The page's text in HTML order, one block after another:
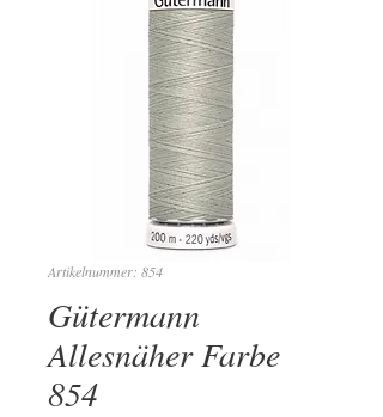
Artikelnummer: 854
Gütermann
Allesnäher Farbe
854